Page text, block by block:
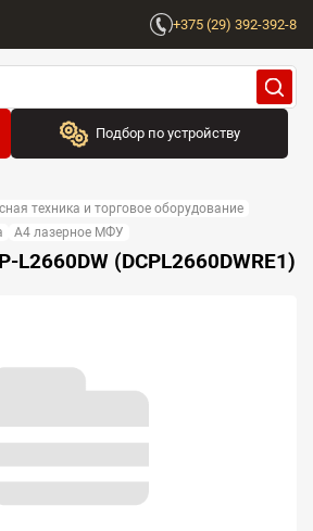
+375 (29) 392-392-8
Подбор по устройству
Выберите бренд
Устройство:
техника и торговое оборудование
A4 лазерное МФУ
(DCPL2660DWRE1)